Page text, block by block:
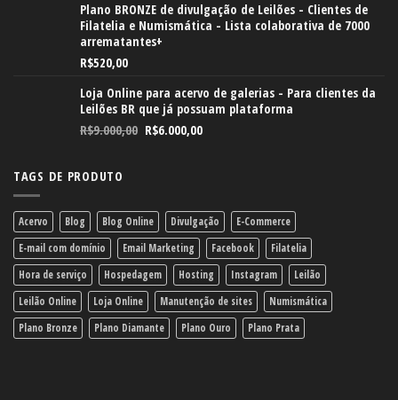
Plano BRONZE de divulgação de Leilões - Clientes de
Filatelia e Numismática - Lista colaborativa de 7000
arrematantes+
R$520,00
Loja Online para acervo de galerias - Para clientes da
Leilões BR que já possuam plataforma
R$9.000,00 R$6.000,00
TAGS DE PRODUTO
Acervo Blog Blog Online Divulgação
E-Commerce
E-mail com domínio
Email Marketing Facebook
Filatelia
Hora de serviço
Hospedagem Hosting Instagram
Leilão
Leilão Online
Loja Online Manutenção de sites
Numismática
Plano Bronze
Plano Diamante Plano Ouro Plano Prata